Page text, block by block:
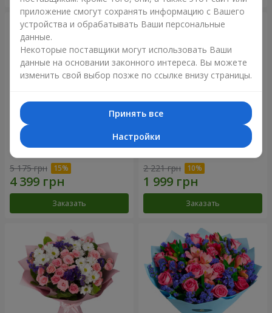
51 белая хризантема
5 175 грн
Заказать
Романтический букет
2 221 грн
Заказать
приложение смогут сохранять информацию с Вашего
устройства и обрабатывать Ваши персональные
данные.
Некоторые поставщики могут использовать Ваши
данные на основании законного интереса. Вы можете
изменить свой выбор позже по ссылке внизу страницы.
Принять все
Настройки